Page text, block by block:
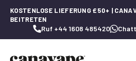
KOSTENLOSE LIEFERUNG £50+ |
BEITRETEN
Ruf +44 1608 485420